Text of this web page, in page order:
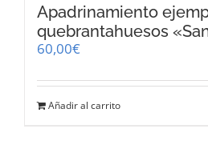
Apadrinamiento
quebrantahuesos
60,00€
Añadir al carrito